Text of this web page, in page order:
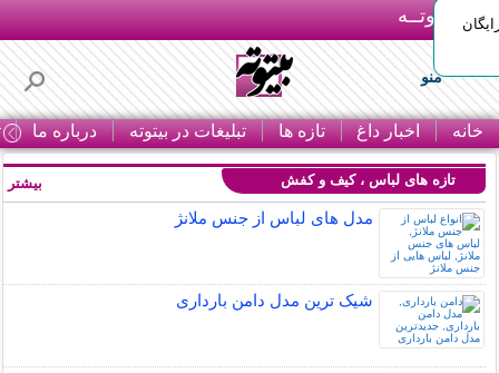
بـیتوتــه
منو
خانه اخبار داغ تازه ها تبلیغات در بیتوته درباره ما
تازه های لباس ، کیف و کفش
مدل های لباس از جنس ملانژ
شیک ترین مدل دامن بارداری
بیشتر